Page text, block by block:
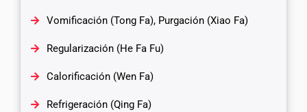
Vomificación (Tong Fa), Purgación (Xiao Fa)
Regularización (He Fa Fu)
Calorificación (Wen Fa)
Refrigeración (Qing Fa)